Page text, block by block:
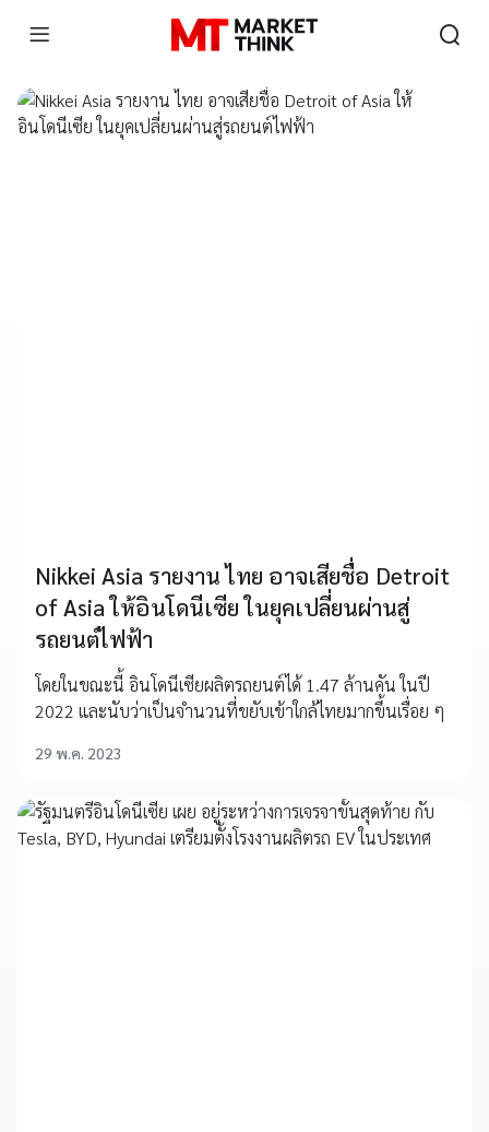
Nikkei Asia รายงาน ไทย อาจเสียชื่อ Detroit
of Asia ให้อินโดนีเซีย ในยุคเปลี่ยนผ่านสู่
รถยนต์ไฟฟ้า
โดยในขณะนี้ อินโดนีเซียผลิตรถยนต์ได้ 1.47 ล้านคัน ในปี
2022 และนับว่าเป็นจำนวนที่ขยับเข้าใกล้ไทยมากขึ้นเรื่อย ๆ
29 พ.ค. 2023